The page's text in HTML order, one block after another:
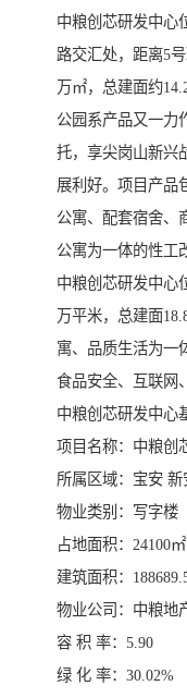
中粮创芯研发中心
路交汇处，距离5
万㎡，总建面约
公园系产品又一力
托，享尖岗山新兴
展利好。项目产品
公寓、配套宿舍、
公寓为一体的性工
中粮创芯研发中心
万平米，总建面
寓、品质生活为一
食品安全、互联网
中粮创芯研发中心
项目名称：中粮创
所属区域：宝安 新
物业类别：写字楼
占地面积：24100㎡
建筑面积：
物业公司：中粮地
容 积 率：5.90
绿 化 率：30.02%